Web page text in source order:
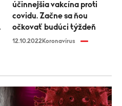
účinnejšia vakcína proti
covidu. Začne sa ňou
očkovať budúci týždeň
12.10.2022Koronavírus